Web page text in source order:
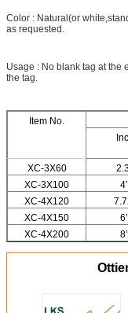
Color : Natural(or
as requested.
Usage : No blank tag at the
the tag.
Item No.
XC-3X60
XC-3X100
XC-4X120
XC-4X150
XC-4X200